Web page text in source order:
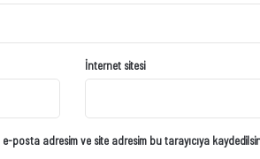
İnternet sitesi
posta adresim ve site adresim bu tarayıcıya